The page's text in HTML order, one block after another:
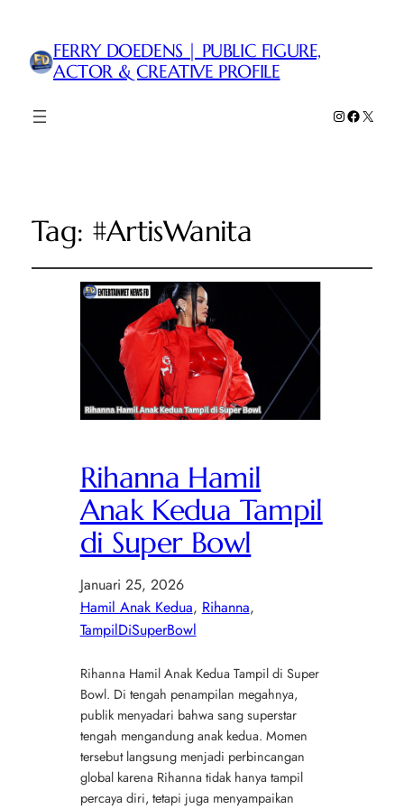
FERRY DOEDENS | PUBLIC FIGURE,
ACTOR & CREATIVE PROFILE
Instagram
Facebook
X
Tag: #ArtisWanita
Rihanna Hamil
Anak Kedua Tampil
di Super Bowl
Januari 25, 2026
Hamil Anak Kedua, Rihanna
TampilDiSuperBowl
Rihanna Hamil Anak Kedua Tampil di Super
Bowl. Di tengah penampilan megahnya,
publik menyadari bahwa sang superstar
tengah mengandung anak kedua. Momen
tersebut langsung menjadi perbincangan
global karena Rihanna tidak hanya tampil
percaya diri, tetapi juga menyampaikan